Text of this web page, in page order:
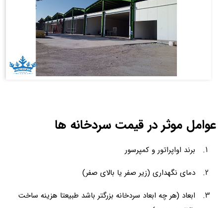
عوامل موثر در قیمت سردخانه ها
برند اواپراتور و کمپرسور
دمای نگهداری (زیر صفر یا بالای صفر)
ابعاد (هر چه ابعاد سردخانه بزرگتر باشد طبیعتا هزینه ساخت